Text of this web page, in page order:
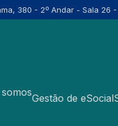
380 - 2º Andar - Sala 26 -
somos
Gestão de eSocial